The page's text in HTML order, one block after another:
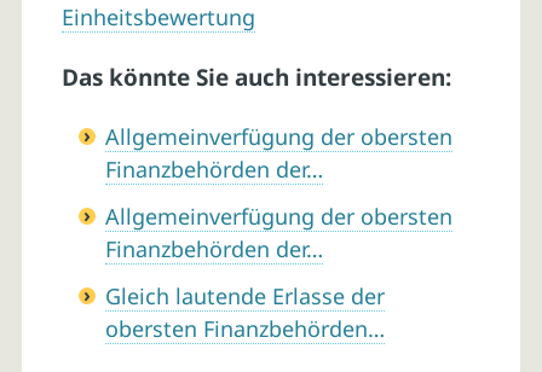
Einheitsbewertung
Das könnte Sie auch interessieren:
Allgemeinverfügung der obersten
Finanzbehörden der…
Allgemeinverfügung der obersten
Finanzbehörden der…
Gleich lautende Erlasse der
obersten Finanzbehörden…